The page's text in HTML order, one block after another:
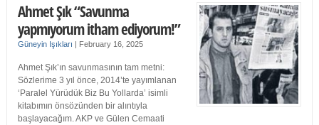
Ahmet Şık “Savunma
yapmıyorum itham ediyorum!”
Güneyin Işıkları | February 16, 2025
Ahmet Şık’ın savunmasının tam metni:
Sözlerime 3 yıl önce, 2014’te yayımlanan
‘Paralel Yürüdük Biz Bu Yollarda’ isimli
kitabımın önsözünden bir alıntıyla
başlayacağım. AKP ve Gülen Cemaati